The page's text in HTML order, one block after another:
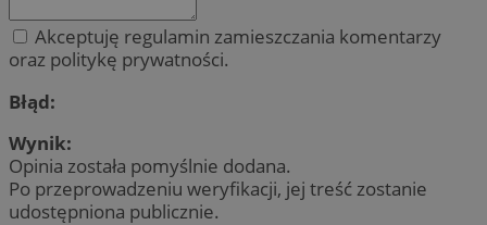
Akceptuję regulamin zamieszczania komentarzy
oraz politykę prywatności.
Błąd:
Wynik:
Opinia została pomyślnie dodana.
Po przeprowadzeniu weryfikacji, jej treść zostanie
udostępniona publicznie.